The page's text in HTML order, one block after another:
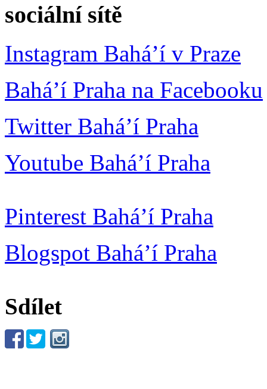
sociální sítě
Instagram Bahá’í v Praze
Bahá’í Praha na Facebooku
Twitter Bahá’í Praha
Youtube Bahá’í Praha
Pinterest Bahá’í Praha
Blogspot Bahá’í Praha
Sdílet